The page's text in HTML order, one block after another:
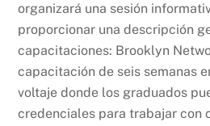
organizará una sesión
proporcionar una descripción
capacitaciones: Brooklyn
capacitación de seis semanas
voltaje donde los graduados
credenciales para trabajar con